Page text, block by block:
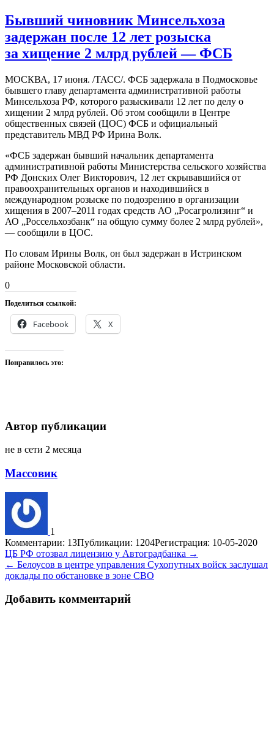
Бывший чиновник Минсельхоза
задержан после 12 лет розыска
за хищение 2 млрд рублей — ФСБ
МОСКВА, 17 июня. /ТАСС/. ФСБ задержала в Подмосковье
бывшего главу департамента административной работы
Минсельхоза РФ, которого разыскивали 12 лет по делу о
хищении 2 млрд рублей. Об этом сообщили в Центре
общественных связей (ЦОС) ФСБ и официальный
представитель МВД РФ Ирина Волк.
«ФСБ задержан бывший начальник департамента
административной работы Министерства сельского хозяйства
РФ Донских Олег Викторович, 12 лет скрывавшийся от
правоохранительных органов и находившийся в
международном розыске по подозрению в организации
хищения в 2007–2011 годах средств АО „Росагролизинг“ и
АО „Россельхозбанк“ на общую сумму более 2 млрд рублей»,
— сообщили в ЦОС.
По словам Ирины Волк, он был задержан в Истринском
районе Московской области.
0
Поделиться ссылкой:
Facebook X
Понравилось это:
Автор публикации
не в сети 2 месяца
Массовик
1
Комментарии: 13Публикации: 1204Регистрация: 10-05-2020
Навигация
по
ЦБ РФ отозвал лицензию у Автоградбанка →
← Белоусов в центре управления Сухопутных войск заслушал
доклады по обстановке в зоне СВО
Добавить комментарий